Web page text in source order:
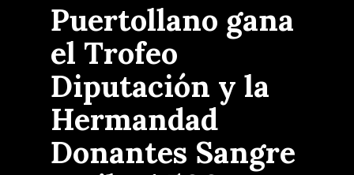
Puertollano gana
el Trofeo
Diputación y la
Hermandad
Donantes Sangre